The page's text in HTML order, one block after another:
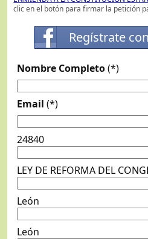
clic en el botón para firmar la petición
Regístrate
Nombre Completo(*)
Email (*)
24840
LEY DE REFORMA DEL
León
León